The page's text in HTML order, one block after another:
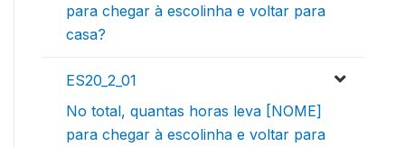
para chegar à escolinha e voltar para
casa?
ES20_2_01
No total, quantas horas leva [NOME]
para chegar à escolinha e voltar para